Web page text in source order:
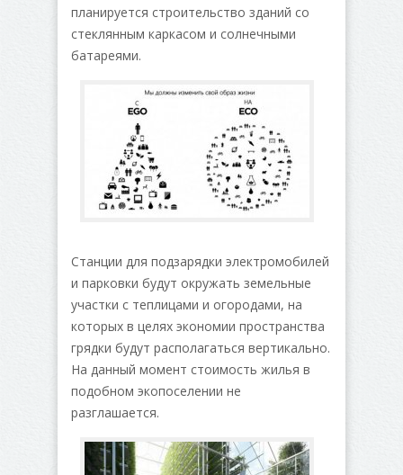
планируется строительство зданий со
стеклянным каркасом и солнечными
батареями.
Станции для подзарядки электромобилей
и парковки будут окружать земельные
участки с теплицами и огородами, на
которых в целях экономии пространства
грядки будут располагаться вертикально.
На данный момент стоимость жилья в
подобном экопоселении не
разглашается.